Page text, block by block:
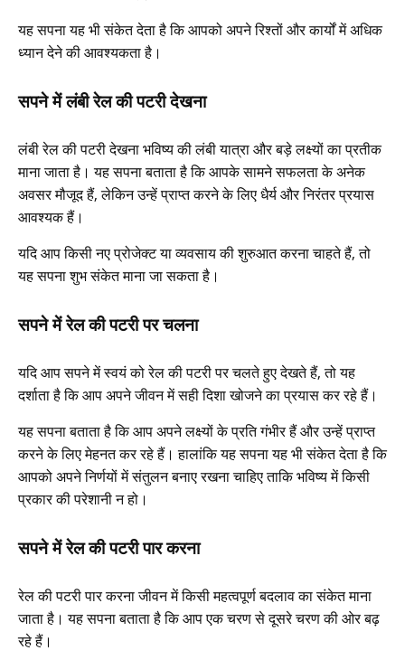
यह सपना यह भी संकेत देता है कि आपको अपने रिश्तों और कार्यों में अधिक
ध्यान देने की आवश्यकता है।
सपने में लंबी रेल की पटरी देखना
लंबी रेल की पटरी देखना भविष्य की लंबी यात्रा और बड़े लक्ष्यों का प्रतीक
माना जाता है। यह सपना बताता है कि आपके सामने सफलता के अनेक
अवसर मौजूद हैं, लेकिन उन्हें प्राप्त करने के लिए धैर्य और निरंतर प्रयास
आवश्यक हैं।
यदि आप किसी नए प्रोजेक्ट या व्यवसाय की शुरुआत करना चाहते हैं, तो
यह सपना शुभ संकेत माना जा सकता है।
सपने में रेल की पटरी पर चलना
यदि आप सपने में स्वयं को रेल की पटरी पर चलते हुए देखते हैं, तो यह
दर्शाता है कि आप अपने जीवन में सही दिशा खोजने का प्रयास कर रहे हैं।
यह सपना बताता है कि आप अपने लक्ष्यों के प्रति गंभीर हैं और उन्हें प्राप्त
करने के लिए मेहनत कर रहे हैं। हालांकि यह सपना यह भी संकेत देता है कि
आपको अपने निर्णयों में संतुलन बनाए रखना चाहिए ताकि भविष्य में किसी
प्रकार की परेशानी न हो।
सपने में रेल की पटरी पार करना
रेल की पटरी पार करना जीवन में किसी महत्वपूर्ण बदलाव का संकेत माना
जाता है। यह सपना बताता है कि आप एक चरण से दूसरे चरण की ओर बढ़
रहे हैं।